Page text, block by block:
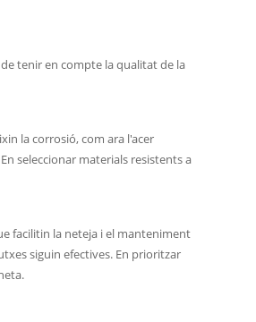
tenir en compte la qualitat de la
la corrosió, com ara l'acer
seleccionar materials resistents a
facilitin la neteja i el manteniment
siguin efectives. En prioritzar